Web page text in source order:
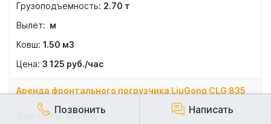
2.70 т
м
1.50 м3
3 125 руб./час
Аренда фронтального погрузчика LiuGong CLG 835
133л.с.
Позвонить Написать